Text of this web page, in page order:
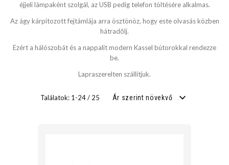
cm
éjjeli lámpaként szolgál, az USB pedig telefon töltésére alkalmas.
Az ágy kárpitozott fejtámlája arra ösztönöz, hogy este olvasás közben
hátradőlj.
Ezért a hálószobát és a nappalit modern Kassel bútorokkal rendezze
be.
Lapraszerelten szállítjuk.
Találatok: 1-24 / 25 Ár szerint növekvő